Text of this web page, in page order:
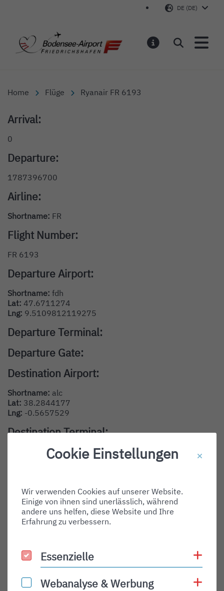
DE (DE)
Bodensee-Airport
Suchen
Home Flüge Ryanair FR 6193
Arrival:
0
Departure:
1787396700
Airline:
Shortname: FR
Flight Number:
FR 6193
Departure Airport:
Shortname: fdh
Lat: 47.6711274
Lng: 9.5109812119275
Departure Terminal:
Departure Gate:
Destination Airport:
Shortname: alc
Lat: 38.2844177
Lng: -0.5657529
Destination Terminal:
Destination Gate:
Shortname:
Type:
departure
PLN
Status Description:
Cookie Einstellungen
Wir verwenden Cookies auf unserer Website.
Einige von ihnen sind unerlässlich, während
andere uns helfen, diese Website und Ihre
Erfahrung zu verbessern.
Essenzielle
Essenzielle
Webanalyse & Werbung
Webanalyse & Werbung